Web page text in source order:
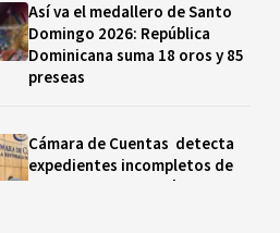
Así va el medallero de Santo
Domingo 2026: República
Dominicana suma 18 oros y 85
preseas
Cámara de Cuentas detecta
expedientes incompletos de
operaciones por RD$16,600